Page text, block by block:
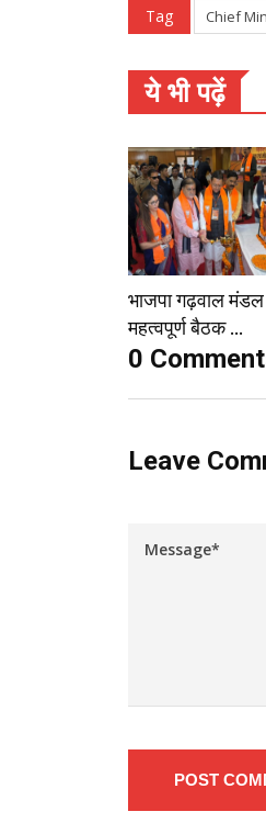
Tag Chief
ये भी पढ़ें
भाजपा गढ़वाल
महत्वपूर्ण बैठक ...
0
Leave
POST